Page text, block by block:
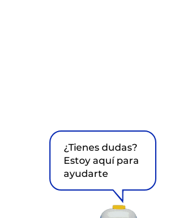
¿Tienes dudas?
Estoy aquí para
ayudarte